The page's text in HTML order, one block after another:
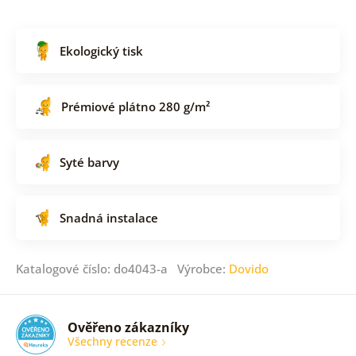
Ekologický tisk
Prémiové plátno 280 g/m²
Syté barvy
Snadná instalace
Katalogové číslo: do4043-a Výrobce: Dovido
Ověřeno zákazníky
Všechny recenze